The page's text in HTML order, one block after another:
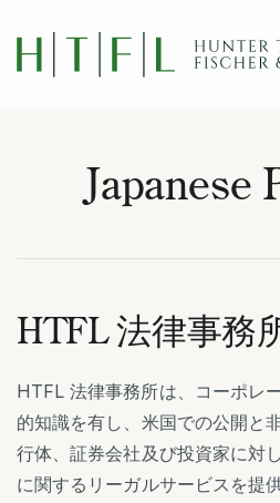
Japanese
HTFL 法律事務
HTFL 法律事務所は、コーポレ
的知識を有し、米国での公開と
行体、証券会社及び投資家に対
に関するリーガルサービスを提